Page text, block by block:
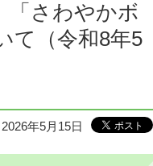
「さわやかボ
て（令和8年5
年5月15日